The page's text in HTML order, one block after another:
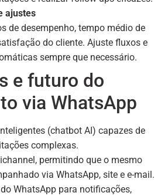
ajustes
de desempenho, tempo médio de
do cliente. Ajuste fluxos e
sempre que necessário.
e futuro do
via WhatsApp
(chatbot AI) capazes de
complexas.
permitindo que o mesmo
via WhatsApp, site e e-mail.
WhatsApp para notificações,